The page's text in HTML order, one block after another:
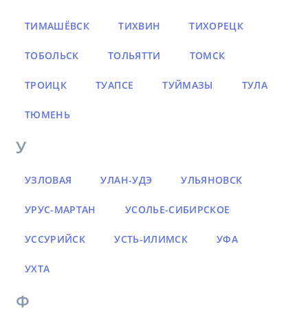
ТИМАШЁВСК ТИХВИН ТИХОРЕЦК
ТОБОЛЬСК ТОЛЬЯТТИ ТОМСК
ТРОИЦК ТУАПСЕ ТУЙМАЗЫ ТУЛА
ТЮМЕНЬ
У
УЗЛОВАЯ УЛАН-УДЭ УЛЬЯНОВСК
УРУС-МАРТАН УСОЛЬЕ-СИБИРСКОЕ
УССУРИЙСК УСТЬ-ИЛИМСК УФА
УХТА
Ф